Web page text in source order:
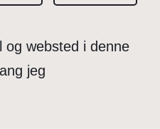
og websted i denne
jeg